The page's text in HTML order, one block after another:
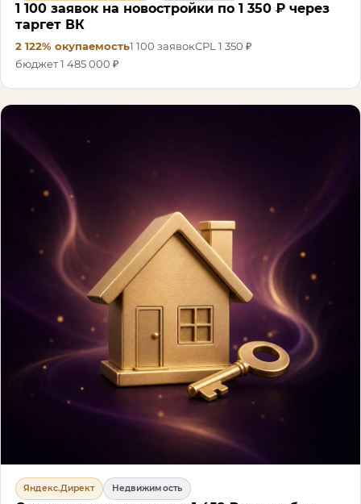
1 100 заявок на новостройки по 1 350 ₽ через
таргет ВК
2 122% окупаемость1 100 заявокCPL 1 350 ₽
бюджет1 485 000 ₽
Яндекс.Директ Недвижимость